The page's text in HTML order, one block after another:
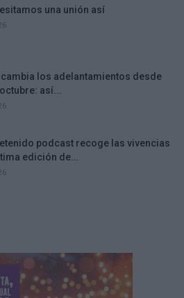
una unión así
cambia los adelantamientos desde
así...
podcast recoge las vivencias
edición de...